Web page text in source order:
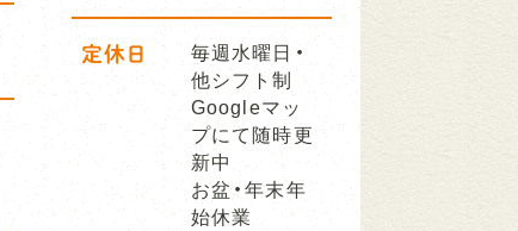
定休日
毎週水曜日・
他シフト制
Googleマッ
プにて随時更
新中
お盆・年末年
始休業